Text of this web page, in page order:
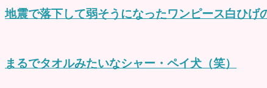
地震で落下して弱そうになったワンピース白ひげ
まるでタオルみたいなシャー・ペイ犬（笑）